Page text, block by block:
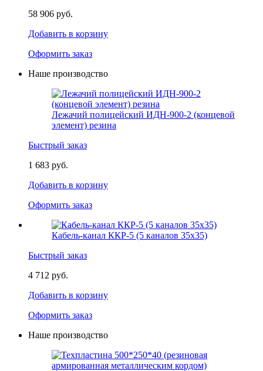
58 906 руб.
Добавить в корзину
Оформить заказ
Наше производство
Лежачий полицейский ИДН-900-2 (концевой
элемент) резина
Быстрый заказ
1 683 руб.
Добавить в корзину
Оформить заказ
Кабель-канал ККР-5 (5 каналов 35х35)
Быстрый заказ
4 712 руб.
Добавить в корзину
Оформить заказ
Наше производство